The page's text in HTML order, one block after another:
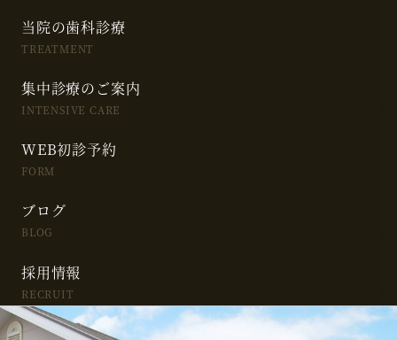
当院の歯科診療
TREATMENT
集中診療のご案内
INTENSIVE CARE
WEB初診予約
FORM
ブログ
BLOG
採用情報
RECRUIT